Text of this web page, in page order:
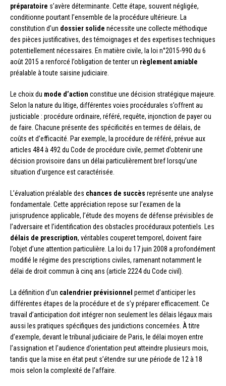
préparatoire s’avère déterminante. Cette étape, souvent négligée,
conditionne pourtant l’ensemble de la procédure ultérieure. La
constitution d’un dossier solide nécessite une collecte méthodique
des pièces justificatives, des témoignages et des expertises techniques
potentiellement nécessaires. En matière civile, la loi n°2015-990 du 6
août 2015 a renforcé l’obligation de tenter un règlement amiable
préalable à toute saisine judiciaire.
Le choix du mode d’action constitue une décision stratégique majeure.
Selon la nature du litige, différentes voies procédurales s’offrent au
justiciable : procédure ordinaire, référé, requête, injonction de payer ou
de faire. Chacune présente des spécificités en termes de délais, de
coûts et d’efficacité. Par exemple, la procédure de référé, prévue aux
articles 484 à 492 du Code de procédure civile, permet d’obtenir une
décision provisoire dans un délai particulièrement bref lorsqu’une
situation d’urgence est caractérisée.
L’évaluation préalable des chances de succès représente une analyse
fondamentale. Cette appréciation repose sur l’examen de la
jurisprudence applicable, l’étude des moyens de défense prévisibles de
l’adversaire et l’identification des obstacles procéduraux potentiels. Les
délais de prescription, véritables couperet temporel, doivent faire
l’objet d’une attention particulière. La loi du 17 juin 2008 a profondément
modifié le régime des prescriptions civiles, ramenant notamment le
délai de droit commun à cinq ans (article 2224 du Code civil).
La définition d’un calendrier prévisionnel permet d’anticiper les
différentes étapes de la procédure et de s’y préparer efficacement. Ce
travail d’anticipation doit intégrer non seulement les délais légaux mais
aussi les pratiques spécifiques des juridictions concernées. À titre
d’exemple, devant le tribunal judiciaire de Paris, le délai moyen entre
l’assignation et l’audience d’orientation peut atteindre plusieurs mois,
tandis que la mise en état peut s’étendre sur une période de 12 à 18
mois selon la complexité de l’affaire.